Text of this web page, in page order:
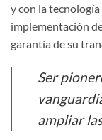
y con la tecnología
implementación
garantía de su
Ser
ampliar